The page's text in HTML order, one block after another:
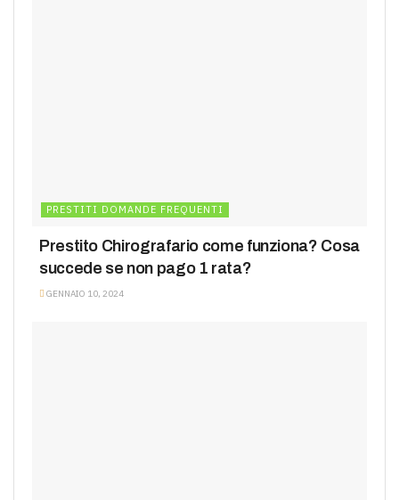
PRESTITI DOMANDE FREQUENTI
Prestito Chirografario come funziona? Cosa
succede se non pago 1 rata?
GENNAIO 10, 2024